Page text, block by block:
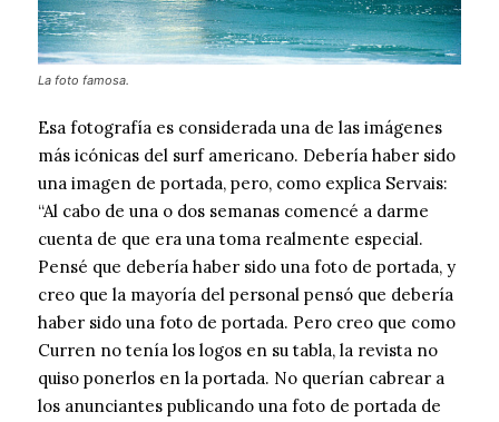
La foto famosa.
Esa fotografía es considerada una de las imágenes
más icónicas del surf americano. Debería haber sido
una imagen de portada, pero, como explica Servais:
“Al cabo de una o dos semanas comencé a darme
cuenta de que era una toma realmente especial.
Pensé que debería haber sido una foto de portada, y
creo que la mayoría del personal pensó que debería
haber sido una foto de portada. Pero creo que como
Curren no tenía los logos en su tabla, la revista no
quiso ponerlos en la portada. No querían cabrear a
los anunciantes publicando una foto de portada de